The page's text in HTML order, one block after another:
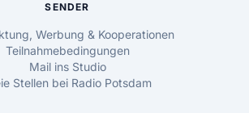
SENDER
Werbung & Kooperationen
Teilnahmebedingungen
Mail ins Studio
Stellen bei Radio Potsdam